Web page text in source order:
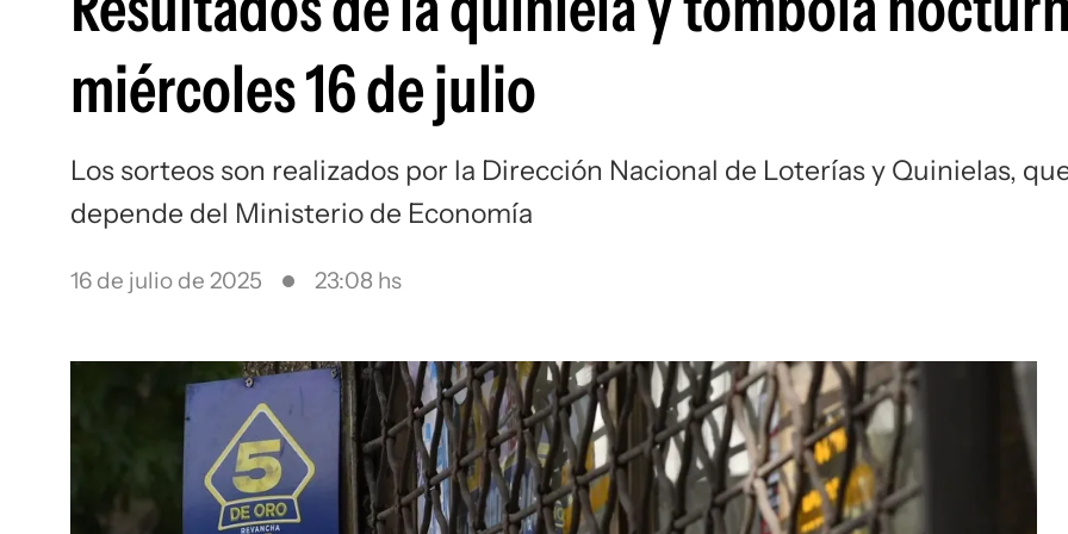
miércoles 16 de julio
Los sorteos son realizados por la Dirección Nacional de Loterías y Quinielas,
depende del Ministerio de Economía
16 de julio de 2025 23:08 hs